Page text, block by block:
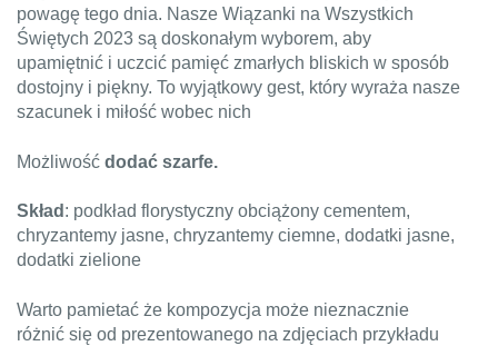
powagę tego dnia. Nasze Wiązanki na Wszystkich
Świętych 2023 są doskonałym wyborem, aby
upamiętnić i uczcić pamięć zmarłych bliskich w sposób
dostojny i piękny. To wyjątkowy gest, który wyraża nasze
szacunek i miłość wobec nich
Możliwość dodać szarfe.
Skład : podkład florystyczny obciążony cementem,
chryzantemy jasne, chryzantemy ciemne, dodatki jasne,
dodatki zielione
Warto pamietać że kompozycja może nieznacznie
różnić się od prezentowanego na zdjęciach przykładu